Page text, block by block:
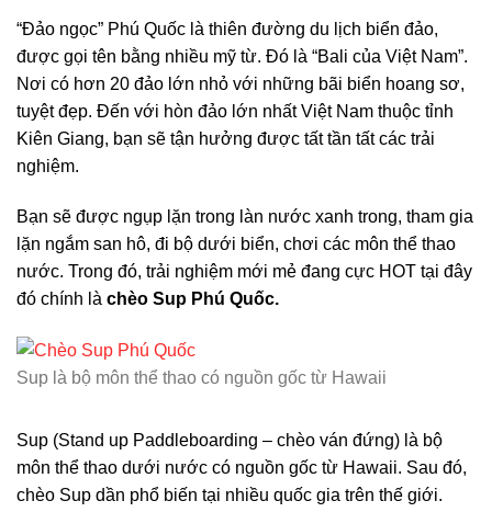
“Đảo ngọc” Phú Quốc là thiên đường du lịch biển đảo,
được gọi tên bằng nhiều mỹ từ. Đó là “Bali của Việt Nam”.
Nơi có hơn 20 đảo lớn nhỏ với những bãi biển hoang sơ,
tuyệt đẹp. Đến với hòn đảo lớn nhất Việt Nam thuộc tỉnh
Kiên Giang, bạn sẽ tận hưởng được tất tần tất các trải
nghiệm.
Bạn sẽ được ngụp lặn trong làn nước xanh trong, tham gia
lặn ngắm san hô, đi bộ dưới biển, chơi các môn thể thao
nước. Trong đó, trải nghiệm mới mẻ đang cực HOT tại đây
đó chính là chèo Sup Phú Quốc.
Sup là bộ môn thể thao có nguồn gốc từ Hawaii
Sup (Stand up Paddleboarding – chèo ván đứng) là bộ
môn thể thao dưới nước có nguồn gốc từ Hawaii. Sau đó,
chèo Sup dần phổ biến tại nhiều quốc gia trên thế giới.